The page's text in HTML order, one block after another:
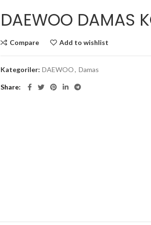
DAEWOO DAMAS
Compare Add to wishlist
Kategoriler: DAEWOO, Damas
Share